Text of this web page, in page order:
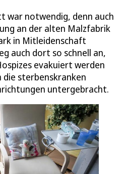
war notwendig, denn auch
an der alten Malzfabrik
in Mitleidenschaft
auch dort so schnell an,
evakuiert werden
die sterbenskranken
untergebracht.